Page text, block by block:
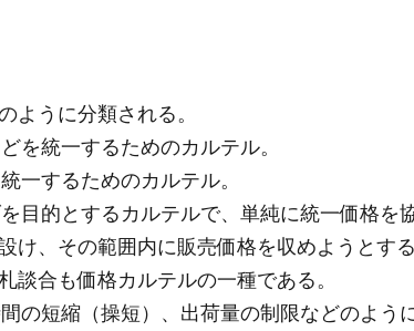
ように分類される。
統一するためのカルテル。
一するためのカルテル。
目的とするカルテルで、単純に統一価格を
け、その範囲内に販売価格を収めようとす
談合も価格カルテルの一種である。
の短縮（操短）、出荷量の制限などのよう